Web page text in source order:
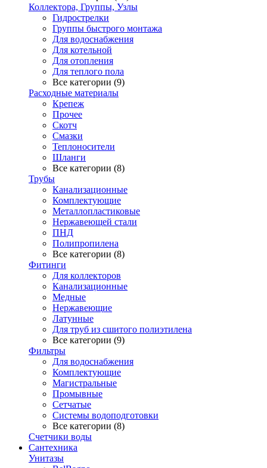
Коллектора, Группы, Узлы
Гидрострелки
Группы быстрого монтажа
Для водоснабжения
Для котельной
Для отопления
Для теплого пола
Все категории (9)
Расходные материалы
Крепеж
Прочее
Скотч
Смазки
Теплоносители
Шланги
Все категории (8)
Трубы
Канализационные
Комплектующие
Металлопластиковые
Нержавеющей стали
ПНД
Полипропилена
Все категории (8)
Фитинги
Для коллекторов
Канализационные
Медные
Нержавеющие
Латунные
Для труб из сшитого полиэтилена
Все категории (9)
Фильтры
Для водоснабжения
Комплектующие
Магистральные
Промывные
Сетчатые
Системы водоподготовки
Все категории (8)
Счетчики воды
Сантехника
Унитазы